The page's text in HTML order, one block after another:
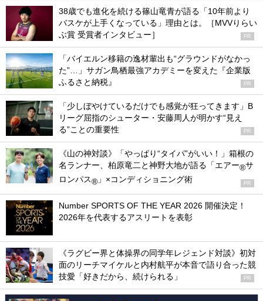
38歳でも進化を続ける篠山竜青が語る「10年前より
バスケが上手くなっている」理由とは。［MVVりらい
ぶ賞 受賞者インタビュー］
PR
「バイエルン移籍の逸材輩出も“グラウンドがなかっ
た”…」サガン鳥栖最強アカデミーを変えた『企業版
ふるさと納税』
PR
「少しぼやけているだけでも感覚が狂ってきます」B
リーグ屈指のシューター・安藤周人が明かす“見え
る”ことの重要性
PR
《山の神対談》「やっぱり“タイパ”がいい！」箱根の
名ランナー、柏原竜二と神野大地が語る「エアー®サ
ロンパス® 」×コンディショニング術 PR
Number SPORTS OF THE YEAR 2026 開催決定！
2026年を代表するアスリートを表彰
《ラグビー界と体操界の同学年レジェンド対談》初対
面のリーチマイケルと内村航平が本音で語り合った競
技愛「好きだから、続けられる」
PR